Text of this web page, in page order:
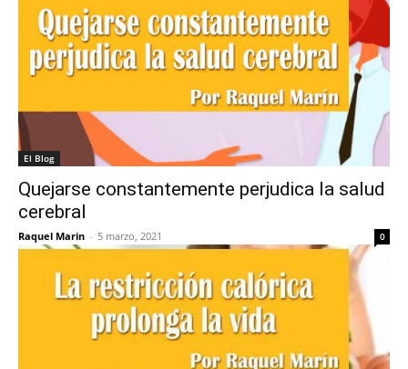
El Blog
Quejarse constantemente perjudica la salud
cerebral
Raquel Marin - 5 marzo, 2021 0